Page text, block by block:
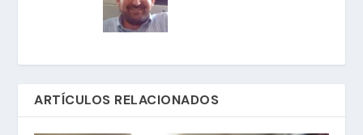
ARTÍCULOS RELACIONADOS